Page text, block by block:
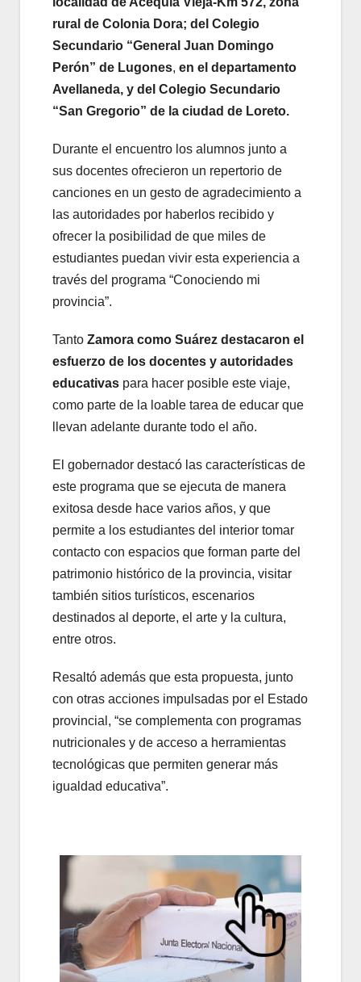
rural de Colonia Dora; del Colegio
Secundario “General Juan Domingo
Perón” de Lugones, en el departamento
Avellaneda, y del Colegio Secundario
“San Gregorio” de la ciudad de Loreto.
Durante el encuentro los alumnos junto a
sus docentes ofrecieron un repertorio de
canciones en un gesto de agradecimiento a
las autoridades por haberlos recibido y
ofrecer la posibilidad de que miles de
estudiantes puedan vivir esta experiencia a
través del programa “Conociendo mi
provincia”.
Tanto Zamora como Suárez destacaron el
esfuerzo de los docentes y autoridades
educativas para hacer posible este viaje,
como parte de la loable tarea de educar que
llevan adelante durante todo el año.
El gobernador destacó las características de
este programa que se ejecuta de manera
exitosa desde hace varios años, y que
permite a los estudiantes del interior tomar
contacto con espacios que forman parte del
patrimonio histórico de la provincia, visitar
también sitios turísticos, escenarios
destinados al deporte, el arte y la cultura,
entre otros.
Resaltó además que esta propuesta, junto
con otras acciones impulsadas por el Estado
provincial, “se complementa con programas
nutricionales y de acceso a herramientas
tecnológicas que permiten generar más
igualdad educativa”.